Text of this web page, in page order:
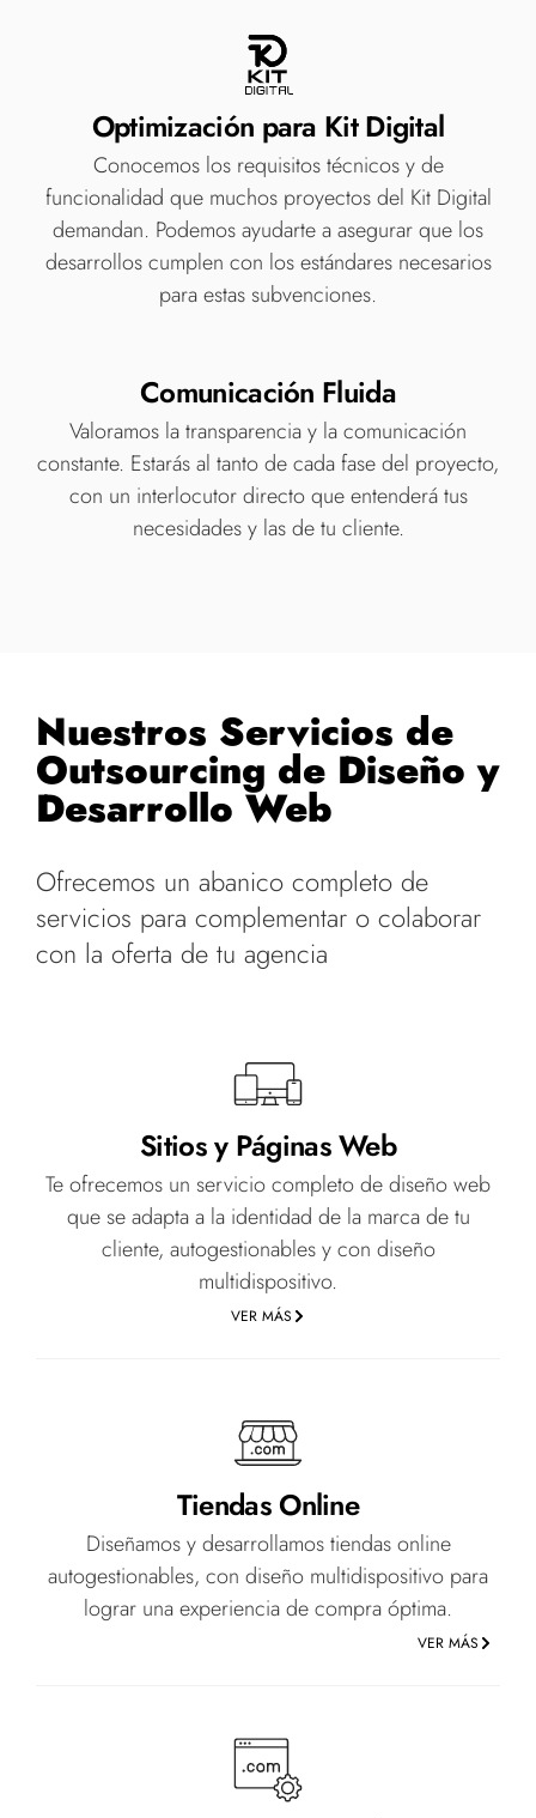
Optimización para Kit Digital
Conocemos los requisitos técnicos y de
funcionalidad que muchos proyectos del Kit Digital
demandan. Podemos ayudarte a asegurar que los
desarrollos cumplen con los estándares necesarios
para estas subvenciones.
Comunicación Fluida
Valoramos la transparencia y la comunicación
constante. Estarás al tanto de cada fase del proyecto,
con un interlocutor directo que entenderá tus
necesidades y las de tu cliente.
Nuestros Servicios de
Outsourcing de Diseño y
Desarrollo Web
Ofrecemos un abanico completo de
servicios para complementar o colaborar
con la oferta de tu agencia
Sitios y Páginas Web
Te ofrecemos un servicio completo de diseño web
que se adapta a la identidad de la marca de tu
cliente, autogestionables y con diseño
multidispositivo.
VER MÁS
Tiendas Online
Diseñamos y desarrollamos tiendas online
autogestionables, con diseño multidispositivo para
lograr una experiencia de compra óptima.
VER MÁS